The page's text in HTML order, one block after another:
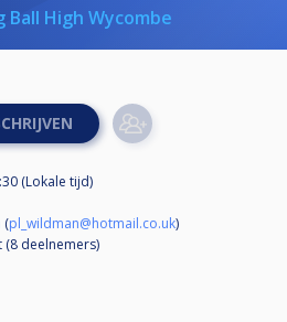
Ball High Wycombe
(Lokale tijd)
(pl_wildman@hotmail.co.uk)
(8 deelnemers)